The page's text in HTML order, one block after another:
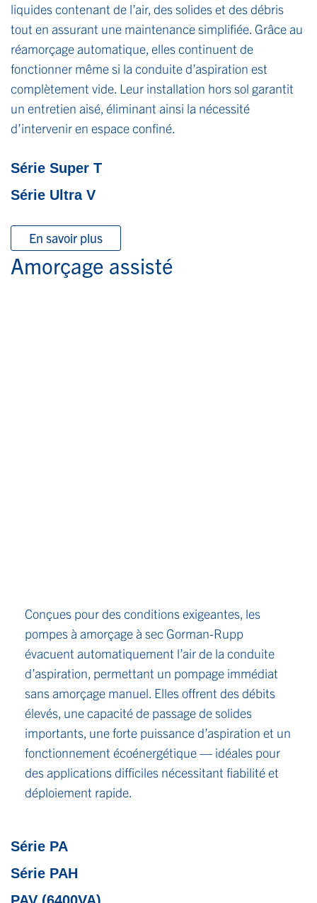
liquides contenant de l’air, des solides et des débris
tout en assurant une maintenance simplifiée. Grâce au
réamorçage automatique, elles continuent de
fonctionner même si la conduite d’aspiration est
complètement vide. Leur installation hors sol garantit
un entretien aisé, éliminant ainsi la nécessité
d’intervenir en espace confiné.
Série Super T
Série Ultra V
En savoir plus
Amorçage assisté
Conçues pour des conditions exigeantes, les
pompes à amorçage à sec Gorman-Rupp
évacuent automatiquement l’air de la conduite
d’aspiration, permettant un pompage immédiat
sans amorçage manuel. Elles offrent des débits
élevés, une capacité de passage de solides
importants, une forte puissance d’aspiration et un
fonctionnement écoénergétique — idéales pour
des applications difficiles nécessitant fiabilité et
déploiement rapide.
Série PA
Série PAH